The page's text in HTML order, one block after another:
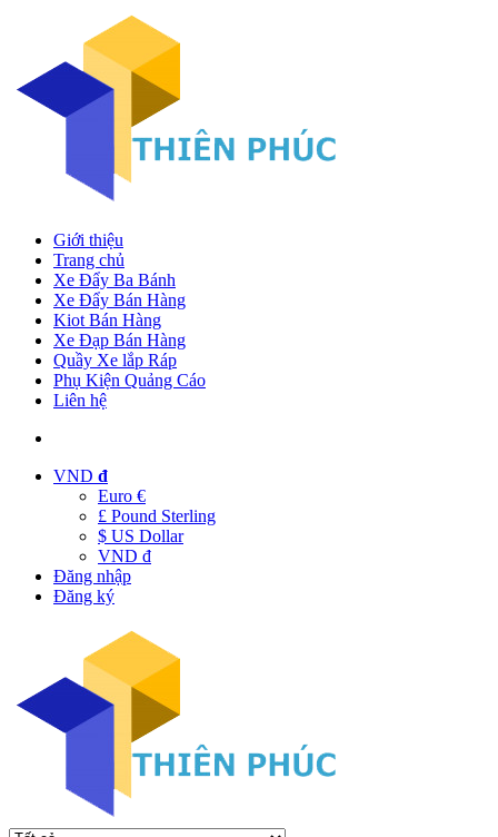
Giới thiệu
Trang chủ
Xe Đẩy Ba Bánh
Xe Đẩy Bán Hàng
Kiot Bán Hàng
Xe Đạp Bán Hàng
Quầy Xe lắp Ráp
Phụ Kiện Quảng Cáo
Liên hệ
VND đ
Euro €
£ Pound Sterling
$ US Dollar
VND đ
Đăng nhập
Đăng ký